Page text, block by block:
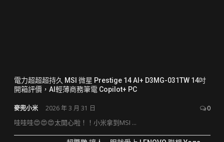
電力超超超持久 MSI 微星 Prestige 14 AI+ D3MG-031TW 14吋
開箱評價，AI輕薄商務筆電 Copilot+ PC
麥兜小米 2026 年 3 月 31 日 0
哇哇哇😍😍😍太開心啦！！小米拿到MSI ...